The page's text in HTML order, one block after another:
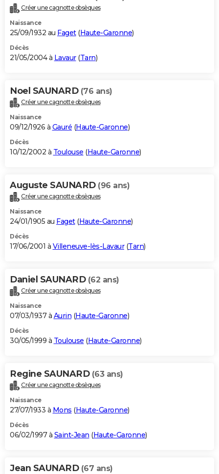
Créer une cagnotte obsèques
Naissance
25/09/1932 au Faget(Haute-Garonne)
Décès
21/05/2004 à Lavaur(Tarn)
Noel SAUNARD (76 ans)
Créer une cagnotte obsèques
Naissance
09/12/1926 à Gauré (Haute-Garonne)
Décès
10/12/2002 à Toulouse (Haute-Garonne)
Auguste SAUNARD (96 ans)
Créer une cagnotte obsèques
Naissance
24/01/1905 au Faget(Haute-Garonne)
Décès
17/06/2001 à Villeneuve-lès-Lavaur(Tarn)
Daniel SAUNARD (62 ans)
Créer une cagnotte obsèques
Naissance
07/03/1937 à Aurin (Haute-Garonne)
Décès
30/05/1999 à Toulouse (Haute-Garonne)
Regine SAUNARD (63 ans)
Créer une cagnotte obsèques
Naissance
27/07/1933 à Mons (Haute-Garonne)
Décès
06/02/1997 à Saint-Jean (Haute-Garonne)
Jean SAUNARD (67 ans)